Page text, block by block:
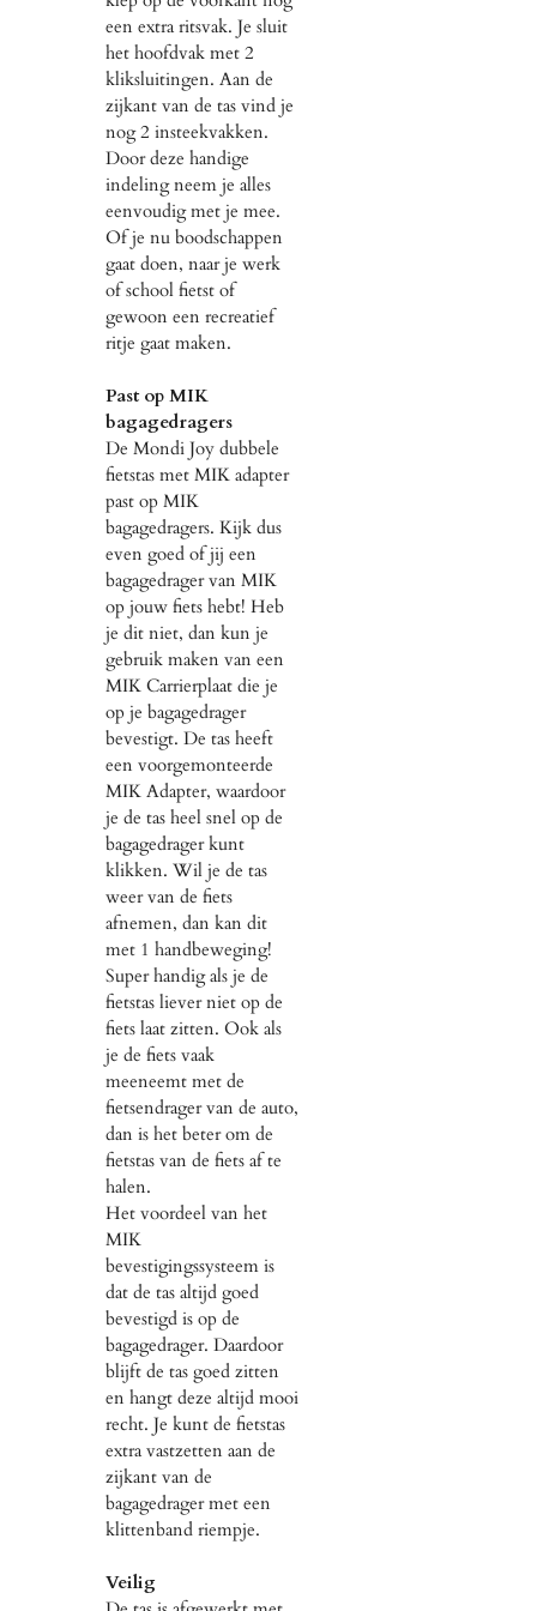
een extra ritsvak. Je sluit
het hoofdvak met 2
kliksluitingen. Aan de
zijkant van de tas vind je
nog 2 insteekvakken.
Door deze handige
indeling neem je alles
eenvoudig met je mee.
Of je nu boodschappen
gaat doen, naar je werk
of school fietst of
gewoon een recreatief
ritje gaat maken.
Past op MIK
bagagedragers
De Mondi Joy dubbele
fietstas met MIK adapter
past op MIK
bagagedragers. Kijk dus
even goed of jij een
bagagedrager van MIK
op jouw fiets hebt! Heb
je dit niet, dan kun je
gebruik maken van een
MIK Carrierplaat die je
op je bagagedrager
bevestigt. De tas heeft
een voorgemonteerde
MIK Adapter, waardoor
je de tas heel snel op de
bagagedrager kunt
klikken. Wil je de tas
weer van de fiets
afnemen, dan kan dit
met 1 handbeweging!
Super handig als je de
fietstas liever niet op de
fiets laat zitten. Ook als
je de fiets vaak
meeneemt met de
fietsendrager van de auto,
dan is het beter om de
fietstas van de fiets af te
halen.
Het voordeel van het
MIK
bevestigingssysteem is
dat de tas altijd goed
bevestigd is op de
bagagedrager. Daardoor
blijft de tas goed zitten
en hangt deze altijd mooi
recht. Je kunt de fietstas
extra vastzetten aan de
zijkant van de
bagagedrager met een
klittenband riempje.
Veilig